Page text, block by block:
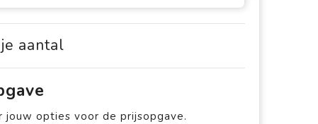
aantal
jouw opties voor de prijsopgave.